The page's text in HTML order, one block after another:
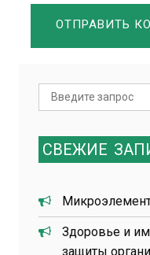
Search
for:
СВЕЖИЕ
Здоровье и
защиты